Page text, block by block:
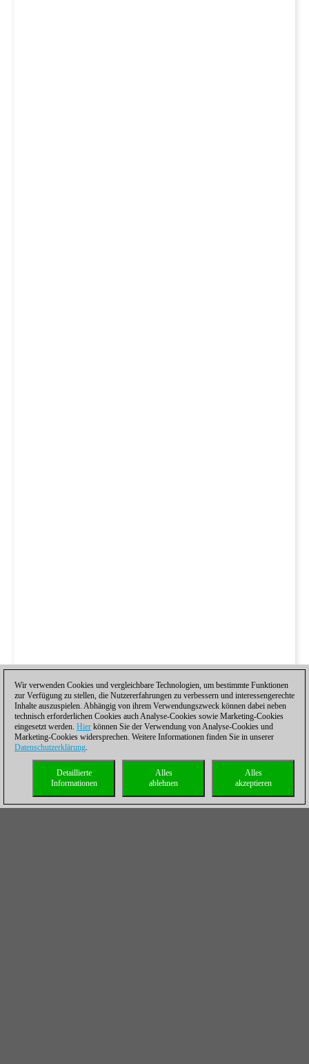
Wir verwenden Cookies und vergleichbare Technologien, um bestimmte Funktionen
zur Verfügung zu stellen, die Nutzererfahrungen zu verbessern und interessengerechte
Inhalte auszuspielen. Abhängig von ihrem Verwendungszweck können dabei neben
technisch erforderlichen Cookies auch Analyse-Cookies sowie Marketing-Cookies
eingesetzt werden. Hier können Sie der Verwendung von Analyse-Cookies und
Marketing-Cookies widersprechen. Weitere Informationen finden Sie in unserer
Datenschutzerklärung.
Alles
akzeptieren
Alles
ablehnen
Detaillierte
Informationen